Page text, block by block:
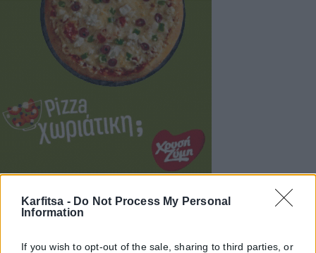
Karfitsa - Do Not Process My Personal
Information
If you wish to opt-out of the sale, sharing to third parties, or